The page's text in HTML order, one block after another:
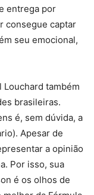
entrega por
consegue captar
seu emocional,
Louchard também
brasileiras.
é, sem dúvida, a
Apesar de
a opinião
Por isso, sua
é os olhos de